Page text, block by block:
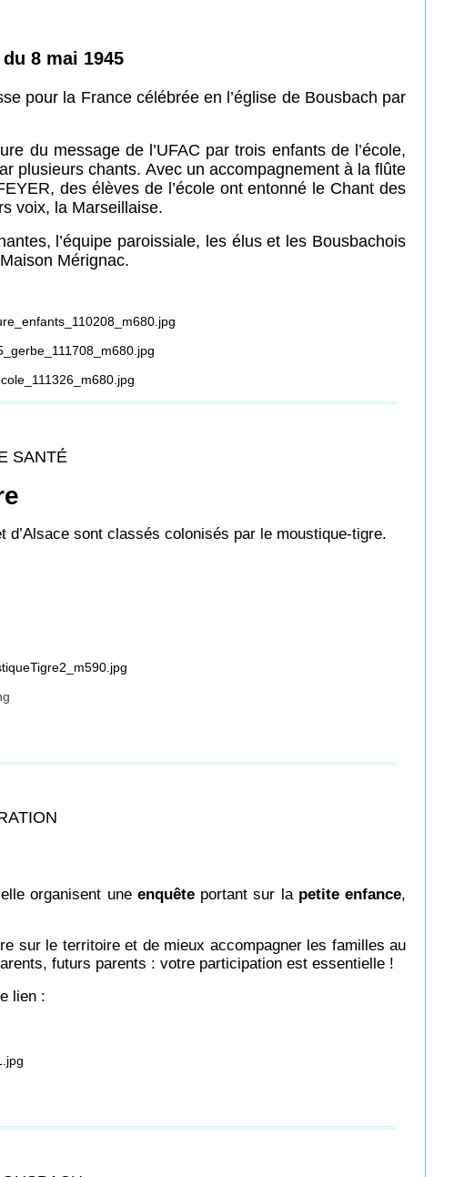
8 mai 1945
pour la France célébrée en l’église de Bousbach par
du message de l’UFAC par trois enfants de l’école,
plusieurs chants. Avec un accompagnement à la flûte
des élèves de l’école ont entonné le Chant des
voix, la Marseillaise.
l’équipe paroissiale, les élus et les Bousbachois
Mérignac.
SANTÉ
sont classés colonisés par le moustique-tigre.
organisent une enquêteportant sur la petite enfance,
sur le territoire et de mieux accompagner les familles au
futurs parents : votre participation est essentielle !
lien :